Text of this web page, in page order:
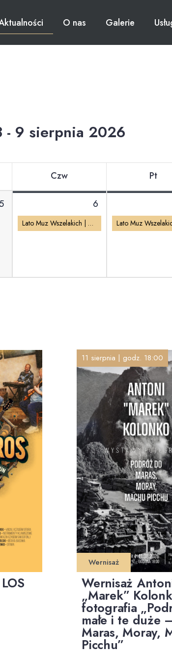
O nas Galerie
- 9 sierpnia 2026
Czw Pt
6
Lato Muz Wszelakich | Potańcówka w Pałacu
11 sierpnia | godz. 18:00
Wernisaż
Wernisaż
„Marek”
fotografia
małe i te duże
Maras, Moray,
Picchu”